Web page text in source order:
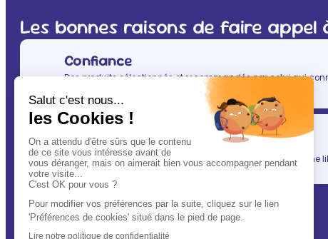
Les bonnes raisons de faire appel
Confiance
Des produits sélectionnés et recommandés par celui qui
(après vous évidemment ! ) : votre vétérinaire.
Simplicité
En un clic, vous allégez votre quotidien, tout en gardant une